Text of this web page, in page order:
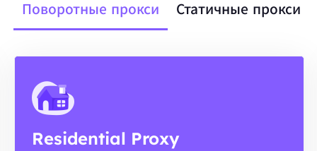
Поворотные прокси Статичные прокси
Residential Proxy